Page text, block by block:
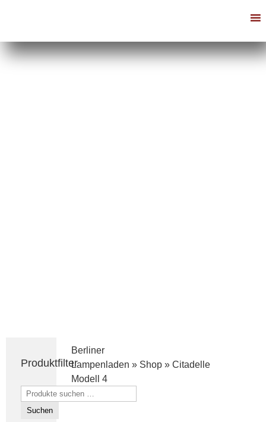
Produktfilter
Suchen
nach:
Suchen
Berliner
Lampenladen » Shop» Citadelle
Modell 4